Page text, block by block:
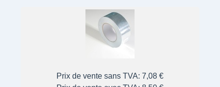
Prix de vente sans TVA: 7,08 €